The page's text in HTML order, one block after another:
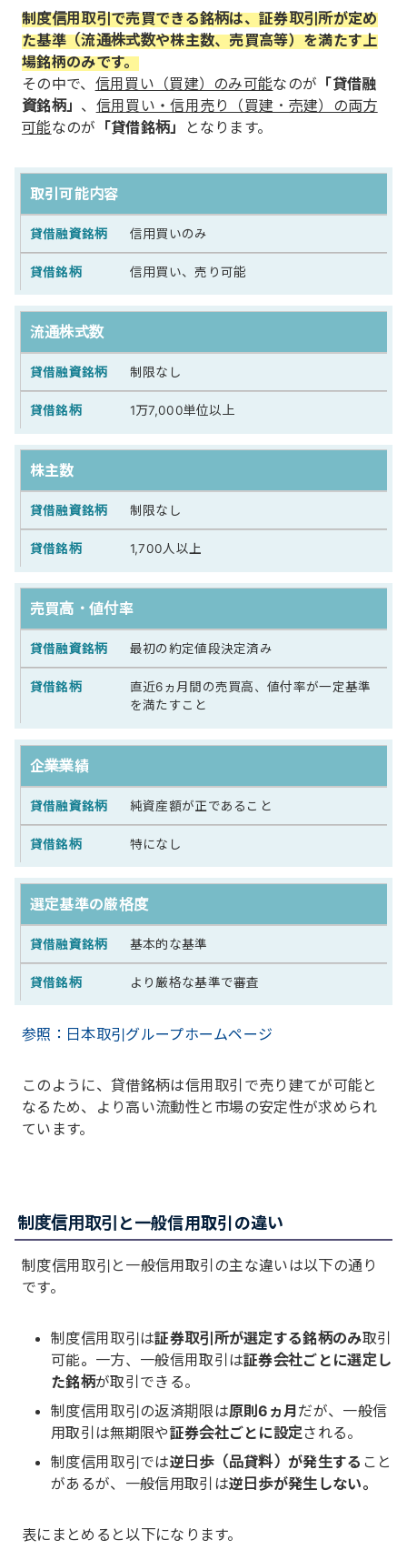
制度信用取引で売買できる銘柄は、証券取引所が定め
た基準（流通株式数や株主数、売買高等）を満たす上
場銘柄のみです。
その中で、 信用買い（買建）のみ可能なのが 「貸借融
資銘柄」 、 信用買い・信用売り（買建・売建）の両方
可能なのが 「貸借銘柄」 となります。
取引可能内容
信用買いのみ
信用買い、売り可能
流通株式数
制限なし
1万7,000単位以上
株主数
制限なし
1,700人以上
売買高・値付率
最初の約定値段決定済み
直近6ヵ月間の売買高、値付率が一定基準
を満たすこと
企業業績
純資産額が正であること
特になし
選定基準の厳格度
基本的な基準
より厳格な基準で審査
参照：日本取引グループホームページ
このように、貸借銘柄は信用取引で売り建てが可能と
なるため、より高い流動性と市場の安定性が求められ
ています。
制度信用取引と一般信用取引の違い
制度信用取引と一般信用取引の主な違いは以下の通り
です。
制度信用取引は証券取引所が選定する銘柄のみ取引
可能。一方、一般信用取引は証券会社ごとに選定し
た銘柄が取引できる。
制度信用取引の返済期限は原則6ヵ月だが、一般信
用取引は無期限や証券会社ごとに設定される。
制度信用取引では逆日歩（品貸料）が発生する こと
があるが、一般信用取引は逆日歩が発生しない。
表にまとめると以下になります。